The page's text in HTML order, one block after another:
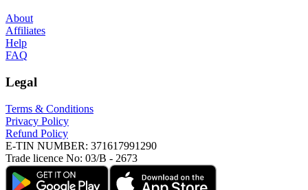
About
Affiliates
Help
FAQ
Legal
Terms & Conditions
Privacy Policy
Refund Policy
E-TIN NUMBER: 371617991290
Trade licence No: 03/B - 2673